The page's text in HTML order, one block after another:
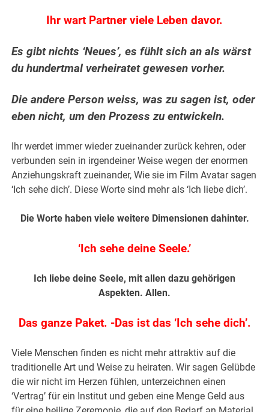
Ihr wart Partner viele Leben davor.
Es gibt nichts ‘Neues’, es fühlt sich an als wärst
du hundertmal verheiratet gewesen vorher.
Die andere Person weiss, was zu sagen ist, oder
eben nicht, um den Prozess zu entwickeln.
Ihr werdet immer wieder zueinander zurück kehren, oder
verbunden sein in irgendeiner Weise wegen der enormen
Anziehungskraft zueinander, Wie sie im Film Avatar sagen
‘Ich sehe dich’. Diese Worte sind mehr als ‘Ich liebe dich’.
Die Worte haben viele weitere Dimensionen dahinter.
‘Ich sehe deine Seele.’
Ich liebe deine Seele, mit allen dazu gehörigen
Aspekten. Allen.
Das ganze Paket. -Das ist das ‘Ich sehe dich’.
Viele Menschen finden es nicht mehr attraktiv auf die
traditionelle Art und Weise zu heiraten. Wir sagen Gelübde
die wir nicht im Herzen fühlen, unterzeichnen einen
‘Vertrag’ für ein Institut und geben eine Menge Geld aus